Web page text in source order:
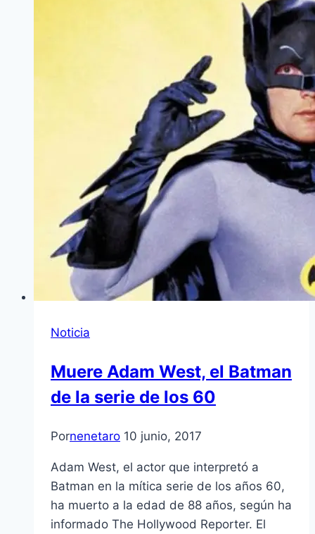
Noticia
Muere Adam West, el Batman
de la serie de los 60
Pornenetaro 10 junio, 2017
Adam West, el actor que interpretó a
Batman en la mítica serie de los años 60,
ha muerto a la edad de 88 años, según ha
informado The Hollywood Reporter. El